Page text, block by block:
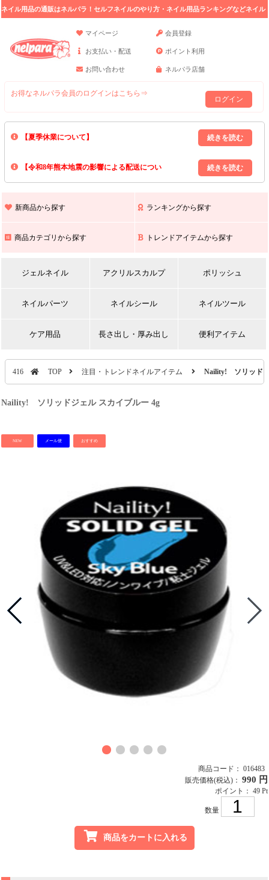
ネイル用品の通販はネルパラ！セルフネイルのやり方・ネイル用品ランキングなどネイル
マイページ
会員登録
お支払い・配送 ポイント利用
お問い合わせ ネルパラ店舗
お得なネルパラ会員のログインはこちら⇒
ログイン
【夏季休業について】
8/13(木)～8/16(日)の間｢出荷業務・お問い合わせ業務｣はお休みいたしま
上記期間中のご注文・お問い合わせは8/17(月)以降の対応となりますので
【令和8年熊本地震の影響による配送につい
また､ 九州全域でお荷物のお届けに遅延が生じております｡
新商品から探す ランキングから探す
商品カテゴリから探す トレンドアイテムから探す
ジェルネイル アクリルスカルプ ポリッシュ
ネイルパーツ ネイルシール ネイルツール
ケア用品 長さ出し・厚み出し 便利アイテム
416 TOP 注目・トレンドネイルアイテム Naility! ソリッドジ
Naility! ソリッドジェル スカイブルー 4g
NEW メール便 おすすめ
商品コード： 016483
販売価格(税込)： 990 円
ポイント： 49 Pt
数量
商品をカートに入れる